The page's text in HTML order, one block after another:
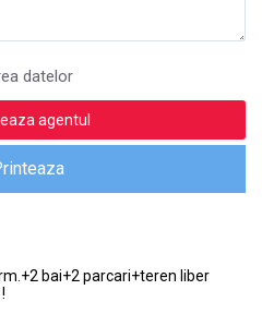
datelor
bai+2 parcari+teren liber